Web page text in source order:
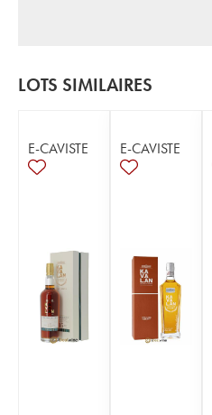
LOTS SIMILAIRES
E-CAVISTE E-CAVISTE